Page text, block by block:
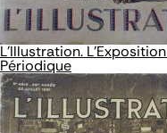
L’Illustration.
Périodique